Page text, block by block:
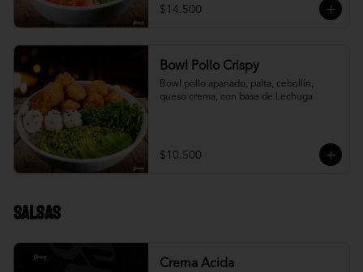
$14.500
Bowl Pollo Crispy
Bowl pollo apanado, palta, cebollín,
queso crema, con base de Lechuga
$10.500
Salsas
Crema Acida